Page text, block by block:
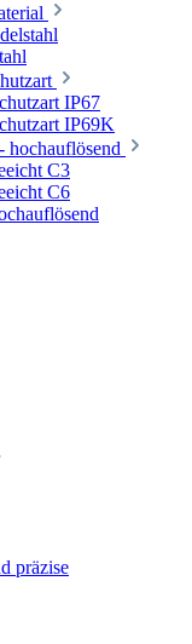
IP67
IP69K
hochauflösend
C3
C6
präzise